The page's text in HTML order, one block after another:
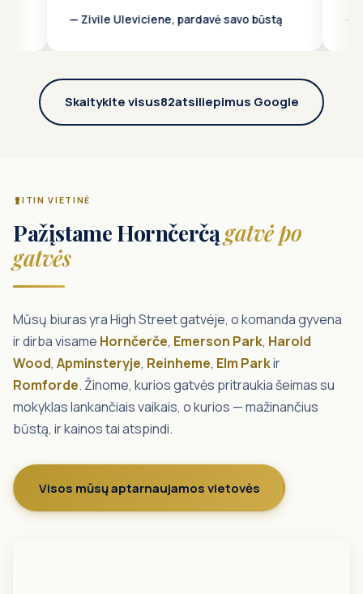
Uleviciene, pardavė savo būstą — Abbas Khan, rado
Skaitykite visus82atsiliepimus Google
ITIN VIETINĖ
Pažįstame Hornčerčągatvė po
gatvės
Mūsų biuras yra High Street gatvėje, o komanda gyvena
ir dirba visame Hornčerče, Emerson Park, Harold
Wood, Apminsteryje, Reinheme, Elm Parkir
Romforde. Žinome, kurios gatvės pritraukia šeimas su
mokyklas lankančiais vaikais, o kurios — mažinančius
būstą, ir kainos tai atspindi.
Visos mūsų aptarnaujamos vietovės